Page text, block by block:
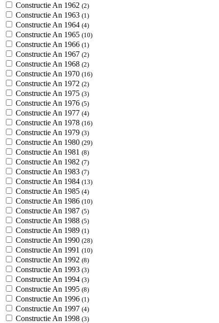
Constructie An 1962 (2)
Constructie An 1963 (1)
Constructie An 1964 (4)
Constructie An 1965 (10)
Constructie An 1966 (1)
Constructie An 1967 (2)
Constructie An 1968 (2)
Constructie An 1970 (16)
Constructie An 1972 (2)
Constructie An 1975 (3)
Constructie An 1976 (5)
Constructie An 1977 (4)
Constructie An 1978 (16)
Constructie An 1979 (3)
Constructie An 1980 (29)
Constructie An 1981 (8)
Constructie An 1982 (7)
Constructie An 1983 (7)
Constructie An 1984 (13)
Constructie An 1985 (4)
Constructie An 1986 (10)
Constructie An 1987 (5)
Constructie An 1988 (5)
Constructie An 1989 (1)
Constructie An 1990 (28)
Constructie An 1991 (10)
Constructie An 1992 (8)
Constructie An 1993 (3)
Constructie An 1994 (3)
Constructie An 1995 (8)
Constructie An 1996 (1)
Constructie An 1997 (4)
Constructie An 1998 (3)